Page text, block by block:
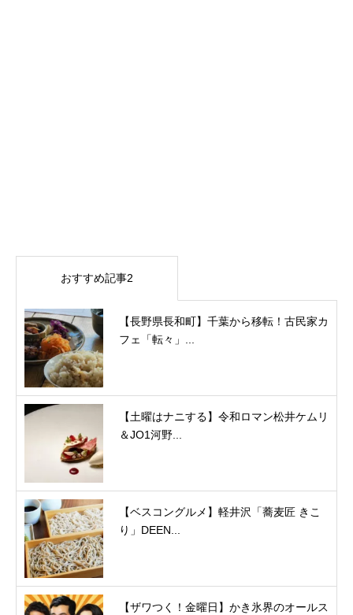
おすすめ記事2
【長野県長和町】千葉から移転！古民家カ
フェ「転々」...
【土曜はナニする】令和ロマン松井ケムリ
＆JO1河野...
【ベスコングルメ】軽井沢「蕎麦匠 きこ
り」DEEN...
【ザワつく！金曜日】かき氷界のオールス